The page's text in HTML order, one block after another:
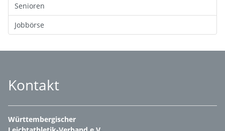
Senioren
Jobbörse
Kontakt
Württembergischer